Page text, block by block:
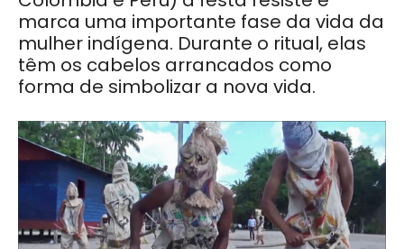
marca uma importante fase da vida da
mulher indígena. Durante o ritual, elas
têm os cabelos arrancados como
forma de simbolizar a nova vida.